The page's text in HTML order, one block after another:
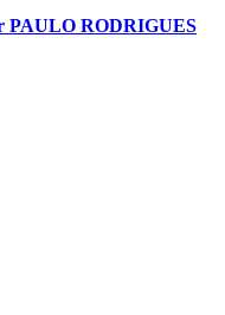
PAULO RODRIGUES